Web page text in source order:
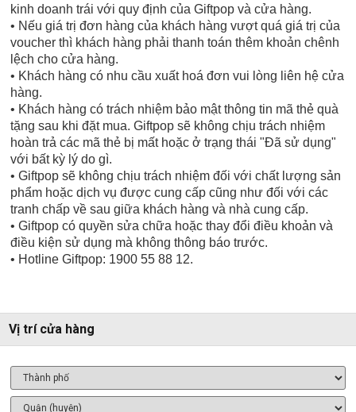
kinh doanh trái với quy định của Giftpop và cửa hàng.
• Nếu giá trị đơn hàng của khách hàng vượt quá giá trị của
voucher thì khách hàng phải thanh toán thêm khoản chênh
lệch cho cửa hàng.
• Khách hàng có nhu cầu xuất hoá đơn vui lòng liên hệ cửa
hàng.
• Khách hàng có trách nhiệm bảo mật thông tin mã thẻ quà
tặng sau khi đặt mua. Giftpop sẽ không chịu trách nhiệm
hoàn trả các mã thẻ bị mất hoặc ở trạng thái "Đã sử dụng"
với bất kỳ lý do gì.
• Giftpop sẽ không chịu trách nhiệm đối với chất lượng sản
phẩm hoặc dịch vụ được cung cấp cũng như đối với các
tranh chấp về sau giữa khách hàng và nhà cung cấp.
• Giftpop có quyền sửa chữa hoặc thay đổi điều khoản và
điều kiện sử dụng mà không thông báo trước.
• Hotline Giftpop: 1900 55 88 12.
Vị trí cửa hàng